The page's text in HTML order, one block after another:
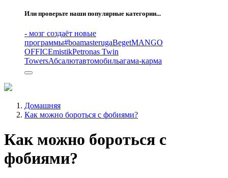
Или проверьте наши популярные категории...
- мозг создаёт новые
программы#boamasterugaBegetMANGO
OFFICEmistikPetronas Twin
TowersАбсалютавтомобильагама-карма
Домашняя
Как можно бороться с фобиями?
Как можно бороться с
фобиями?